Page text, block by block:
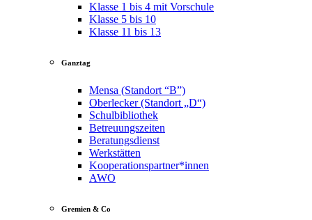
Klasse 1 bis 4 mit Vorschule
Klasse 5 bis 10
Klasse 11 bis 13
Ganztag
Mensa (Standort “B”)
Oberlecker (Standort „D“)
Schulbibliothek
Betreuungszeiten
Beratungsdienst
Werkstätten
Kooperationspartner*innen
AWO
Gremien & Co